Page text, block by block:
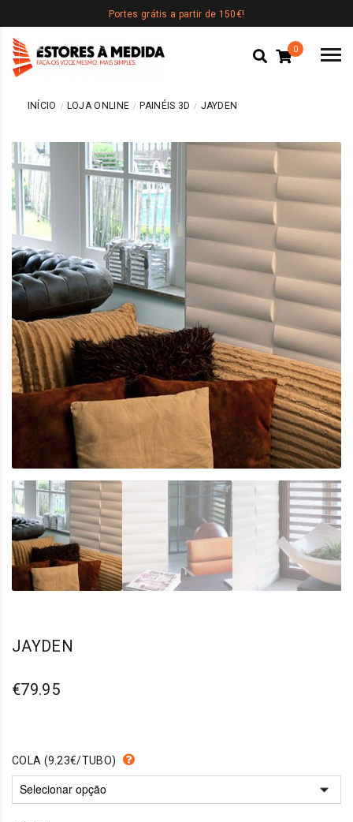
Portes grátis a partir de 150€!
0
INÍCIO LOJA ONLINE PAINÉIS 3D JAYDEN
JAYDEN
€79.95
COLA (9.23€/TUBO)